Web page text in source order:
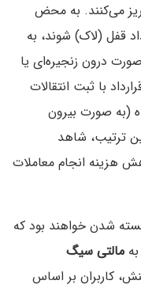
می‌کنند. به محض
قفل (لاک‌) شوند‌، به
درون زنجیره‌ای یا
با ثبت انتقالات
(به صورت بیرون
ترتیب‌، شاهد
هزینه انجام معاملات
شدن خواهند بود که
مالتی سیگ
کاربران بر اساس